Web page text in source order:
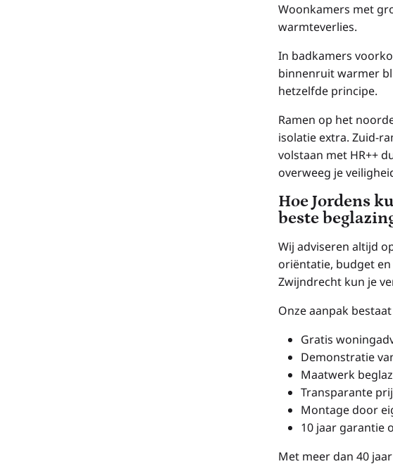
Woonkamers met
warmteverlies.
In badkamers
binnenruit warmer
hetzelfde principe.
Ramen op het
isolatie extra. Zuid-
volstaan met HR++
overweeg je
Hoe Jordens
beste
Wij adviseren altijd
oriëntatie, budget en
Zwijndrecht kun je
Onze aanpak
Gratis
Demonstratie
Maatwerk
Transparante
Montage door
10 jaar garantie
Met meer dan 40